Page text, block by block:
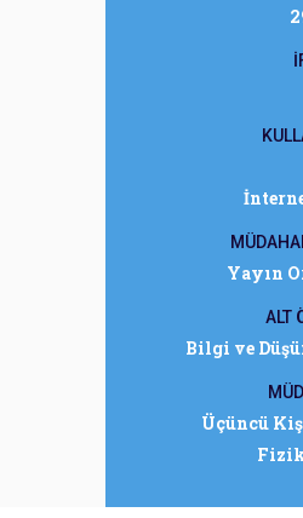
Yayın
ALT
Bilgi ve
Üçüncü